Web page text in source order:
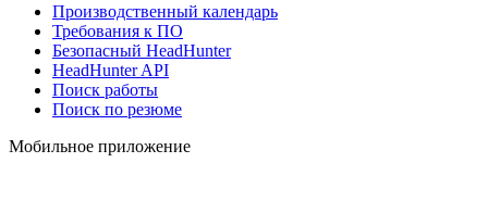
Производственный календарь
Требования к ПО
Безопасный HeadHunter
HeadHunter API
Поиск работы
Поиск по резюме
Мобильное приложение